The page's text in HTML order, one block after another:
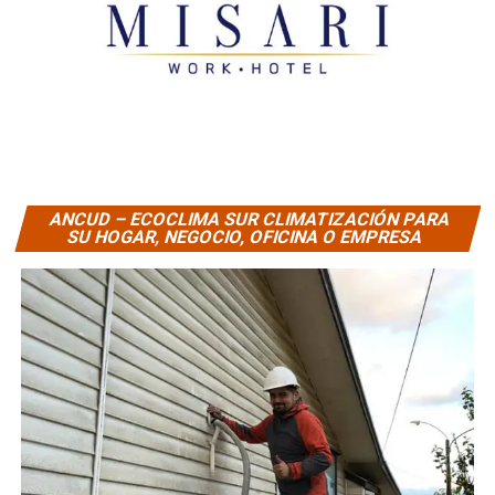
ANCUD – ECOCLIMA SUR CLIMATIZACIÓN PARA
SU HOGAR, NEGOCIO, OFICINA O EMPRESA